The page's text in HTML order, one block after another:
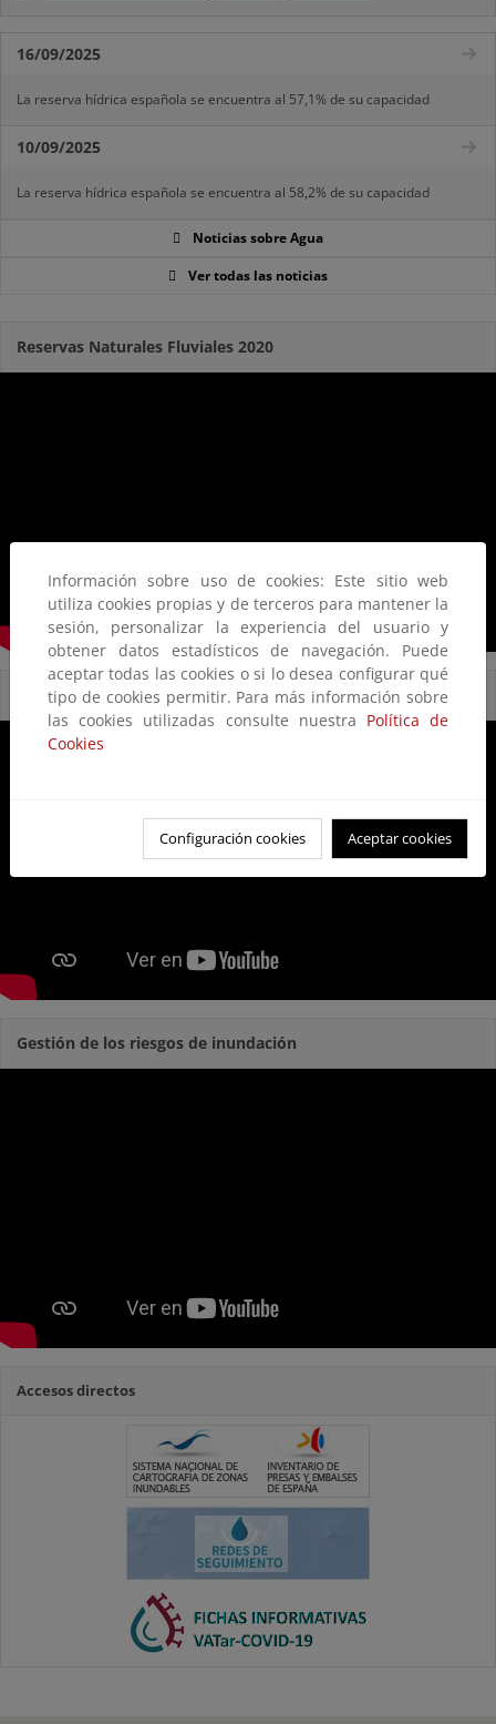
16/09/2025
La reserva hídrica española se encuentra al 57,1% de su capacidad
10/09/2025
La reserva hídrica española se encuentra al 58,2% de su capacidad
Noticias sobre Agua
Ver todas las noticias
Reservas Naturales Fluviales 2020
Reservas Naturales Fluviales
Gestión de los riesgos de inundación
Accesos directos
Información sobre uso de cookies: Este sitio web
utiliza cookies propias y de terceros para mantener la
sesión, personalizar la experiencia del usuario y
obtener datos estadísticos de navegación. Puede
aceptar todas las cookies o si lo desea configurar qué
tipo de cookies permitir. Para más información sobre
las cookies utilizadas consulte nuestra Política de
Cookies
Configuración cookies Aceptar cookies